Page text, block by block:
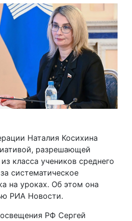
Наталия Косихина
разрешающей
класса учеников среднего
систематическое
на уроках. Об этом она
РИА Новости.
РФ Сергей